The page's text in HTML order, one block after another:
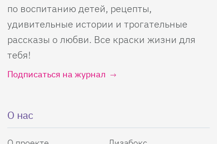
по воспитанию детей, рецепты,
удивительные истории и трогательные
рассказы о любви. Все краски жизни для
тебя!
Подписаться на журнал
О нас